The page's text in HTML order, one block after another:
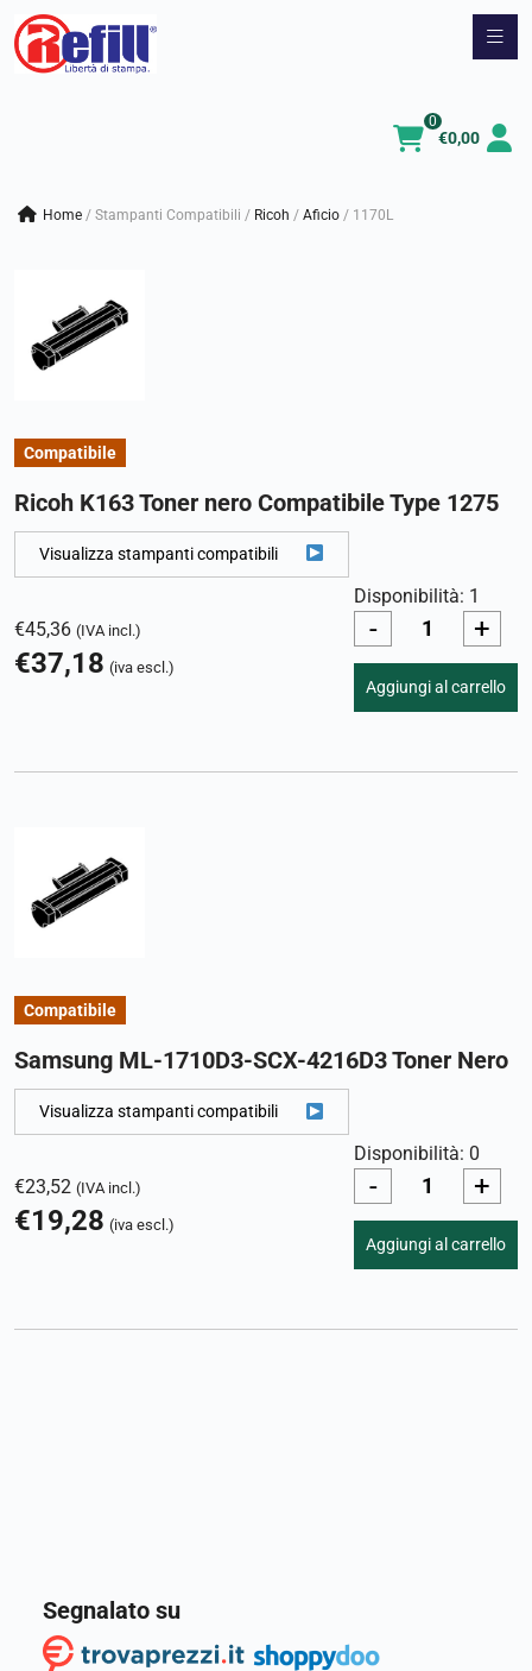
Vai
€0,00
0
Home / Stampanti Compatibili / ricoh / aficio / 1170L
Compatibile
Ricoh K163 Toner nero Compatibile Type 1275
Visualizza stampanti compatibili
€45,36 (IVA incl.)
€37,18 (iva escl.)
Disponibilità: 1
- +
Aggiungi al carrello
Compatibile
Samsung ML-1710D3-SCX-4216D3 Toner Nero
Visualizza stampanti compatibili
€23,52 (IVA incl.)
€19,28 (iva escl.)
Disponibilità: 0
- +
Aggiungi al carrello
Segnalato su